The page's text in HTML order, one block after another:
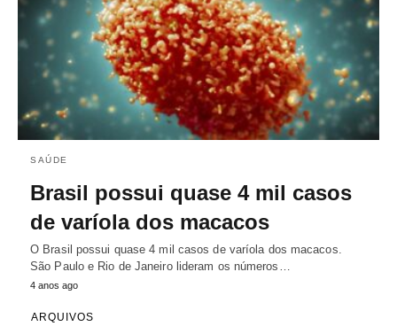
SAÚDE
Brasil possui quase 4 mil casos
de varíola dos macacos
O Brasil possui quase 4 mil casos de varíola dos macacos.
São Paulo e Rio de Janeiro lideram os números…
4 anos ago
ARQUIVOS